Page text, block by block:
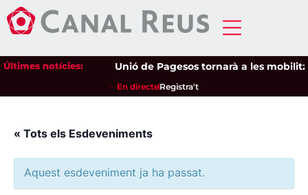
Últimes notícies: Unió de Pagesos tornarà a les
En directeRegistra't
« Tots els Esdeveniments
Aquest esdeveniment ja ha passat.